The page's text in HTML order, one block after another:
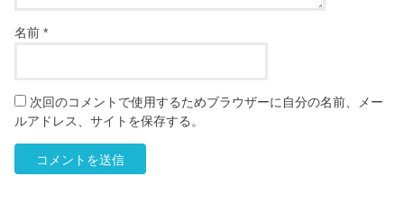
名前*
次回のコメントで使用するためブラウザーに自分の名前、メー
ルアドレス、サイトを保存する。